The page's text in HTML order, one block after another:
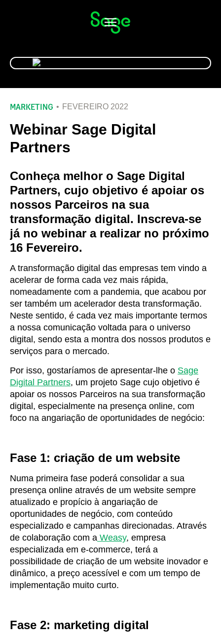
Alternar
navegação
MARKETING FEVEREIRO 2022
Webinar Sage Digital
Partners
Conheça melhor o Sage Digital
Partners, cujo objetivo é apoiar os
nossos Parceiros na sua
transformação digital. Inscreva-se
já no webinar a realizar no próximo
16 Fevereiro.
A transformação digital das empresas tem vindo a
acelerar de forma cada vez mais rápida,
nomeadamente com a pandemia, que acabou por
ser também um acelerador desta transformação.
Neste sentido, é cada vez mais importante termos
a nossa comunicação voltada para o universo
digital, sendo esta a montra dos nossos produtos e
serviços para o mercado.
Por isso, gostaríamos de apresentar-lhe o Sage
Digital Partners, um projeto Sage cujo objetivo é
apoiar os nossos Parceiros na sua transformação
digital, especialmente na presença online, com
foco na angariação de oportunidades de negócio:
Fase 1: criação de um website
Numa primeira fase poderá consolidar a sua
presença online através de um website sempre
atualizado e propício à angariação de
oportunidades de negócio, com conteúdo
especializado e campanhas direcionadas. Através
de colaboração com a Weasy, empresa
especializada em e-commerce, terá a
possibilidade de criação de um website inovador e
dinâmico, a preço acessível e com um tempo de
implementação muito curto.
Fase 2: marketing digital